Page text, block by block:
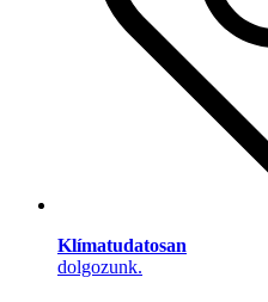
Klímatudatosan
dolgozunk.